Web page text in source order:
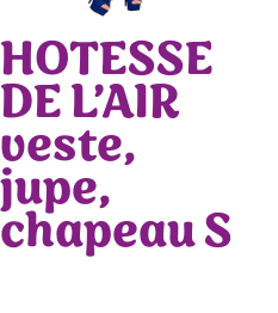
HOTESSE
DE L’AIR
veste,
jupe,
chapeau S